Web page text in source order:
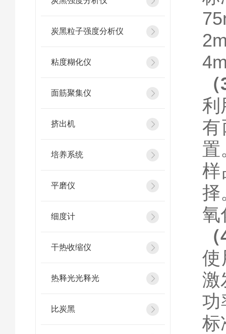
炭黑粒子强度分析仪
粘度糊化仪
面筋聚集仪
挤出机
培养系统
平磨仪
细度计
干热收缩仪
热释光光释光
比炭黑
利
置
样
择
氧
使
激
功
标